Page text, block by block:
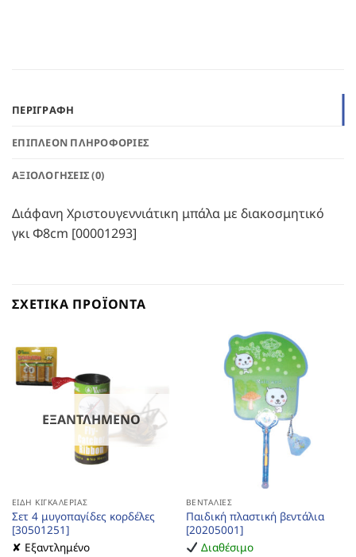
ΠΕΡΙΓΡΑΦΉ
ΕΠΙΠΛΈΟΝ ΠΛΗΡΟΦΟΡΊΕΣ
ΑΞΙΟΛΟΓΉΣΕΙΣ (0)
Διάφανη Χριστουγεννιάτικη μπάλα με διακοσμητικό
γκι Φ8cm [00001293]
ΣΧΕΤΙΚΆ ΠΡΟΪΌΝΤΑ
ΕΞΑΝΤΛΗΜΈΝΟ
ΕΊΔΗ ΚΙΓΚΑΛΕΡΊΑΣ
Σετ 4 μυγοπαγίδες κορδέλες
[30501251]
✘ Εξαντλημένο
ΒΕΝΤΆΛΙΕΣ
Παιδική πλαστική βεντάλια
[20205001]
Διαθέσιμο